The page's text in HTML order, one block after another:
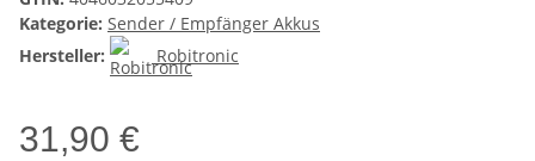
Kategorie: Sender / Empfänger Akkus
Hersteller:
Robitronic
31,90 €